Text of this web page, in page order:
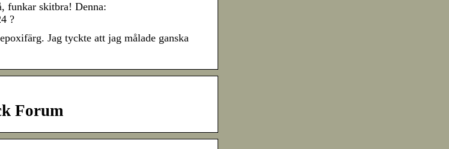
funkar skitbra! Denna:
?
Jag tyckte att jag målade ganska
Forum